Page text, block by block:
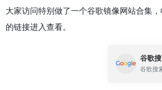
大家访问特别做了一个谷歌镜像网站合集
的链接进入查看。
谷歌